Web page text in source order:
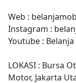
Web :
Instagram :
Youtube :
LOKASI : Bursa
Motor, Jakarta